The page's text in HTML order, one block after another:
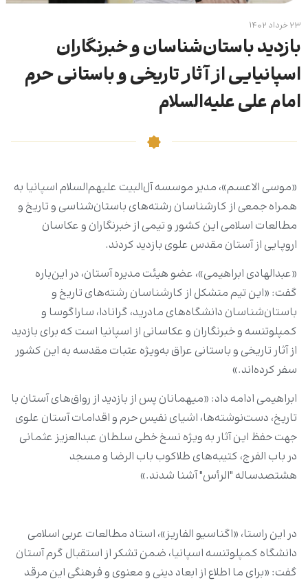
۲۳ خرداد ۱۴۰۲
بازدید باستان‌شناسان و خبرنگاران
اسپانیایی از آثار تاریخی و باستانی حرم
امام علی علیه‌السلام
«موسی الاعسم»، مدیر موسسه آل‌البیت علیهم‌السلام اسپانیا به
همراه جمعی از کارشناسان رشته‌های باستان‌شناسی و تاریخ و
مطالعات اسلامی این کشور و تیمی از خبرنگاران و عکاسان
اروپایی از آستان مقدس علوی بازدید کردند.
«عبدالهادی ابراهیمی»، عضو هیئت مدیره آستان، در این‌باره
گفت: «این تیم متشکل از کارشناسان رشته‌های تاریخ و
باستان‌شناسان دانشگاه‌های مادرید، گرانادا، ساراگوسا و
کمپلوتنسه و خبرنگاران و عکاسانی از اسپانیا است که برای بازدید
از آثار تاریخی و باستانی عراق به‌ویژه عتبات مقدسه به این کشور
سفر کرده‌اند.»
ابراهیمی ادامه داد: «میهمانان پس از بازدید از رواق‌های آستان با
تاریخ، دست‌نوشته‌ها، اشیای نفیس حرم و اقدامات آستان علوی
جهت حفظ این آثار به ویژه نسخ خطی سلطان عبدالعزیز عثمانی
در باب الفرج، کتیبه‌های طلاکوب باب الرضا و مسجد
هشتصدساله "الرأس" آشنا شدند.»
در این راستا، «اگناسیو الفاریز»، استاد مطالعات عربی اسلامی
دانشگاه کمپلوتنسه اسپانیا، ضمن تشکر از استقبال گرم آستان
گفت: «برای ما اطلاع از ابعاد دینی و معنوی و فرهنگی این مرقد